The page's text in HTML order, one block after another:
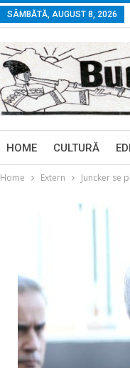
SÂMBĂTĂ, AUGUST 8, 2026
HOME CULTURĂ
Home Extern Juncker se